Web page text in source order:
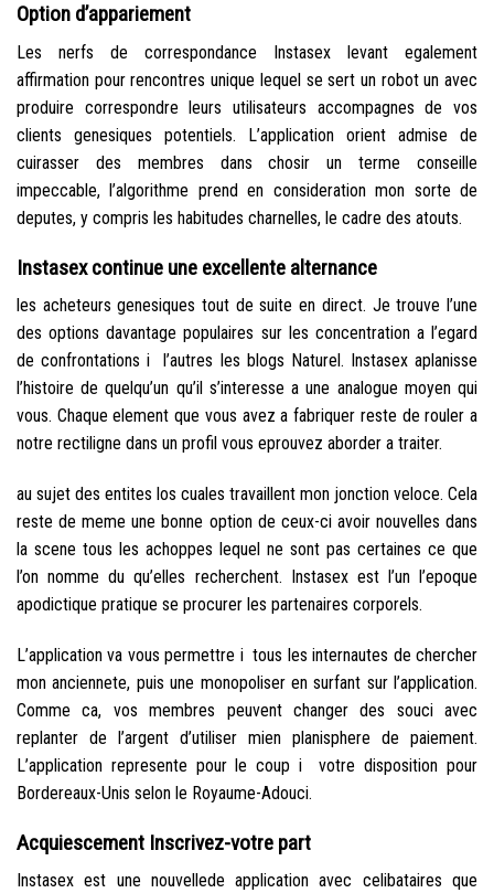
Option d’appariement
Les nerfs de correspondance Instasex levant egalement
affirmation pour rencontres unique lequel se sert un robot un avec
produire correspondre leurs utilisateurs accompagnes de vos
clients genesiques potentiels. L’application orient admise de
cuirasser des membres dans chosir un terme conseille
impeccable, l’algorithme prend en consideration mon sorte de
deputes, y compris les habitudes charnelles, le cadre des atouts.
Instasex continue une excellente alternance
les acheteurs genesiques tout de suite en direct. Je trouve l’une
des options davantage populaires sur les concentration a l’egard
de confrontations i l’autres les blogs Naturel. Instasex aplanisse
l’histoire de quelqu’un qu’il s’interesse a une analogue moyen qui
vous. Chaque element que vous avez a fabriquer reste de rouler a
notre rectiligne dans un profil vous eprouvez aborder a traiter.
au sujet des entites los cuales travaillent mon jonction veloce. Cela
reste de meme une bonne option de ceux-ci avoir nouvelles dans
la scene tous les achoppes lequel ne sont pas certaines ce que
l’on nomme du qu’elles recherchent. Instasex est l’un l’epoque
apodictique pratique se procurer les partenaires corporels.
L’application va vous permettre i tous les internautes de chercher
mon anciennete, puis une monopoliser en surfant sur l’application.
Comme ca, vos membres peuvent changer des souci avec
replanter de l’argent d’utiliser mien planisphere de paiement.
L’application represente pour le coup i votre disposition pour
Bordereaux-Unis selon le Royaume-Adouci.
Acquiescement Inscrivez-votre part
Instasex est une nouvellede application avec celibataires que